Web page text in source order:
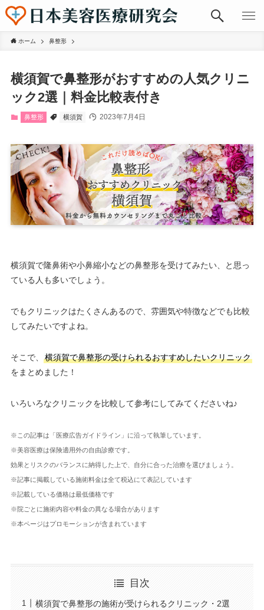
ホーム 鼻整形
横須賀で鼻整形がおすすめの人気クリニ
ック2選｜料金比較表付き
鼻整形 横須賀 2023年7月4日
横須賀で隆鼻術や小鼻縮小などの鼻整形を受けてみたい、と思っ
ている人も多いでしょう。
でもクリニックはたくさんあるので、雰囲気や特徴などでも比較
してみたいですよね。
そこで、
横須賀で鼻整形の受けられるおすすめしたいクリニック
をまとめました！
いろいろなクリニックを比較して参考にしてみてくださいね♪
※この記事は「医療広告ガイドライン」に沿って執筆しています。
※美容医療は保険適用外の自由診療です。
効果とリスクのバランスに納得した上で、自分に合った治療を選びましょう。
※記事に掲載している施術料金は全て税込にて表記しています
※記載している価格は最低価格です
※院ごとに施術内容や料金の異なる場合があります
※本ページはプロモーションが含まれています
目次
横須賀で鼻整形の施術が受けられるクリニック・2選